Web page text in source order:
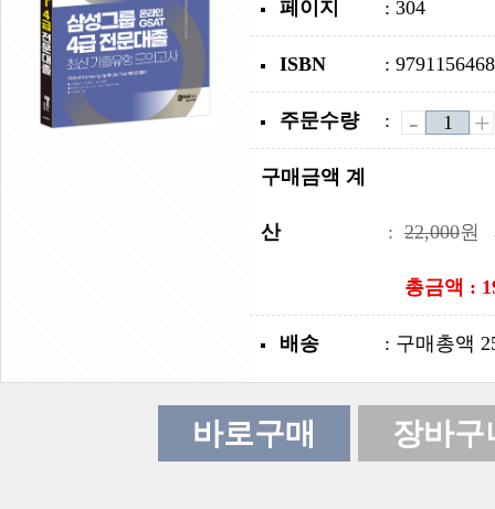
페이지 : 304
ISBN :
주문수량 : - 1 +
구매금액 계
산 : 22,000원
총금액 :
배송 : 구매총액
바로구매 장바구